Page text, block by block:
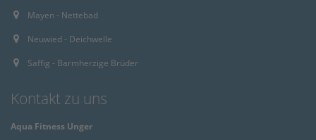
Mayen - Nettebad
Neuwied - Deichwelle
Saffig - Barmherzige Brüder
Kontakt zu uns
Aqua Fitness Unger